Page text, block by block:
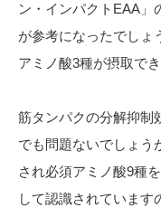
ン・インパクトEAA」
が参考になったでしょ
アミノ酸3種が摂取で
筋タンパクの分解抑制
でも問題ないでしょう
され必須アミノ酸9種
して認識されていま